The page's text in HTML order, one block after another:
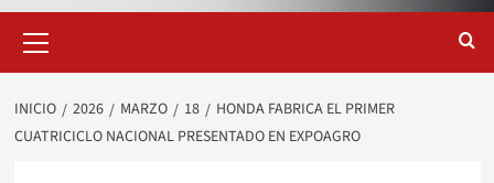
primario
INICIO 2026 MARZO 18
HONDA FABRICA EL PRIMER
CUATRICICLO NACIONAL PRESENTADO EN EXPOAGRO